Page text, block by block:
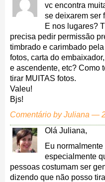
vc encontra
se deixarem ser
E nos lugares?
precisa pedir permissão
timbrado e carimbado
fotos, carta do
e ascendente, etc? Como
tirar MUITAS fotos.
Valeu!
Bjs!
Comentário by Juliana —
Olá Juliana,
Eu
especialmente
pessoas costumam ser
dizendo que não posso